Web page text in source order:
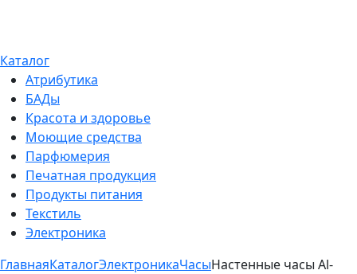
Каталог
Атрибутика
БАДы
Красота и здоровье
Моющие средства
Парфюмерия
Печатная продукция
Продукты питания
Текстиль
Электроника
ГлавнаяКаталогЭлектроникаЧасыНастенные часы Al-